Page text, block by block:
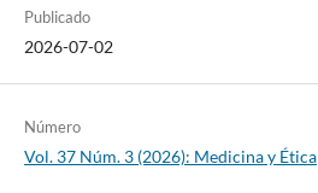
Publicado
2026-07-02
Número
Vol. 37 Núm. 3 (2026): Medicina y Ética